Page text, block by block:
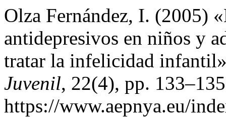
Olza Fernández, I. (2005)
antidepresivos en niños y
tratar la infelicidad
Juvenil, 22(4), pp.
https://www.aepnya.eu/